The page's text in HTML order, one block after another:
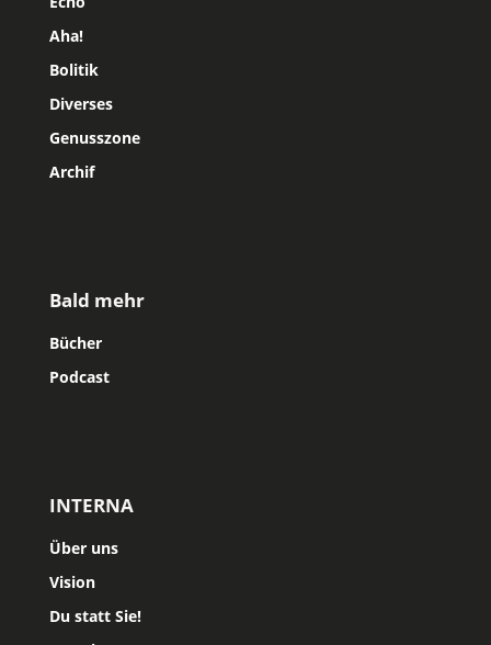
Aha!
Bolitik
Diverses
Genusszone
Archif
Bald mehr
Bücher
Podcast
INTERNA
Über uns
Vision
Du statt Sie!